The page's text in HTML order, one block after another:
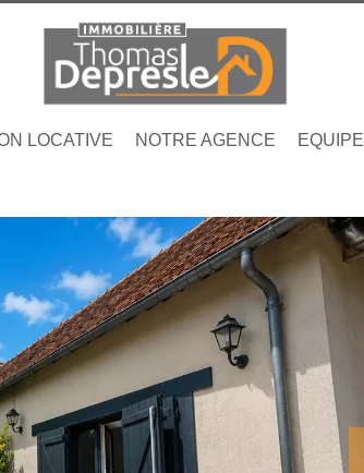
LOCATIVE NOTRE AGENCE EQUIPE